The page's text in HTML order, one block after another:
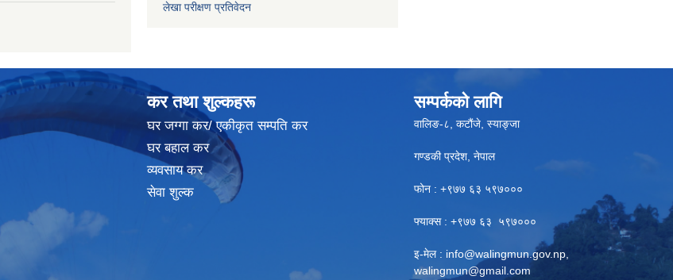
लेखा परीक्षण प्रतिवेदन
कर तथा शुल्कहरू
घर जग्गा कर/ एकीकृत सम्पति कर
घर बहाल कर
व्यवसाय कर
सेवा शुल्क
सम्पर्कको लागि
वालिङ-८, कटौंजे, स्याङ्जा
गण्डकी प्रदेश, नेपाल
फोन : +९७७ ६३ ५९७०००
फ्याक्स : +९७७ ६३ ५९७०००
इ-मेल : info@walingmun.gov.np
walingmun@gmail.com